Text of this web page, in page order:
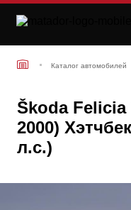
Каталог автомобилей
Škoda Felicia
2000)
л.с.)